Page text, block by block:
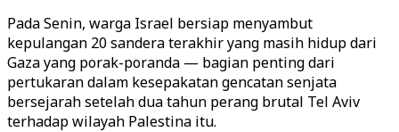
Pada Senin, warga Israel bersiap menyambut
kepulangan 20 sandera terakhir yang masih hidup dari
Gaza yang porak-poranda — bagian penting dari
pertukaran dalam kesepakatan gencatan senjata
bersejarah setelah dua tahun perang brutal Tel Aviv
terhadap wilayah Palestina itu.